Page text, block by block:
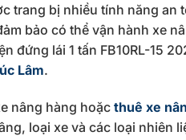
trang bị nhiều tính năng
bảo có thể vận hành xe
đứng lái 1 tấn FB10RL-15
Lâm.
nâng hàng hoặcthuê xe
loại xe và các loại nhiên